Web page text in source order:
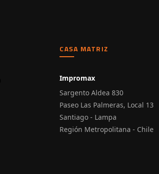
CASA MATRIZ
Impromax
Sargento Aldea 830
Paseo Las Palmeras, Local 13
Santiago - Lampa
Región Metropolitana - Chile